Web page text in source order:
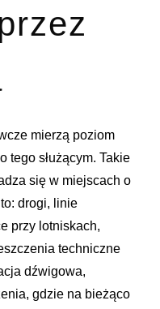
mierzą poziom
tego służącym. Takie
się w miejscach o
drogi, linie
przy lotniskach,
techniczne
dźwigowa,
gdzie na bieżąco